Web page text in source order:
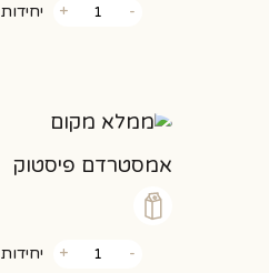
-של
תוספת
סוכר
+ יחידות
אמסטרדם פיסטוק
-של
+ יחידות